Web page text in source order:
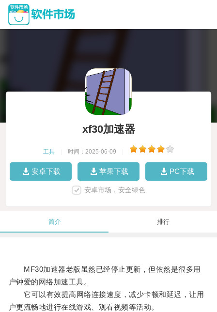
xf30加速器
工具 时间：2025-06-09
安卓下载 苹果下载 PC下载
安卓市场，安全绿色
简介 排行
MF30加速器老版虽然已经停止更新，但依然是很多用
户钟爱的网络加速工具。
它可以有效提高网络连接速度，减少卡顿和延迟，让用
户更流畅地进行在线游戏、观看视频等活动。